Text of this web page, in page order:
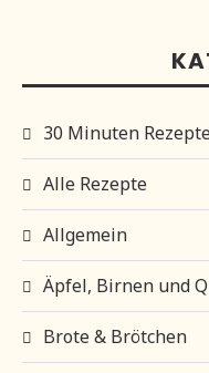
30 Minuten
Alle Rezepte
Allgemein
Äpfel, Birnen und
Brote & Brötchen